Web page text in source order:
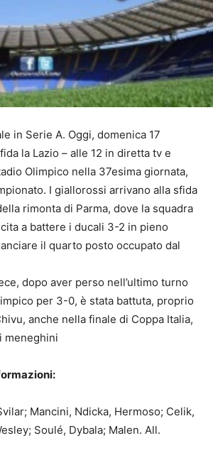
in Serie A. Oggi, domenica 17
la Lazio – alle 12 in diretta tv e
Olimpico nella 37esima giornata,
I giallorossi arrivano alla sfida
rimonta di Parma, dove la squadra
a battere i ducali 3-2 in pieno
il quarto posto occupato dal
dopo aver perso nell’ultimo turno
per 3-0, è stata battuta, proprio
anche nella finale di Coppa Italia,
meneghini
Mancini, Ndicka, Hermoso; Celik,
Soulé, Dybala; Malen. All.